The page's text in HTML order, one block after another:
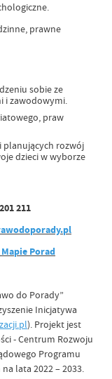
prawne
sobie ze
i zawodowymi.
praw
planujących rozwój
dzieci w wyborze
211
Porad
do Porady”
Inicjatywa
). Projekt jest
- Centrum Rozwoju
Programu
lata 2022 – 2033.